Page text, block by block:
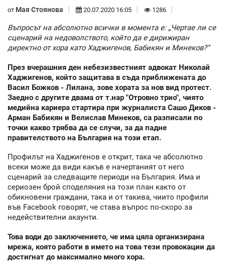
от Мая Стоянова 20.07.2020 16:05 1286
Въпросът на абсолютно всички в момента е: „Чертае ли се
сценарий на недоволството, който да е дирижиран
директно от хора като Хаджигенов, Бабикян и Минеков?“
През вчерашния ден небезизвестният адвокат Николай
Хаджигенов, който защитава в съда приближената до
Васил Божков - Лилана, зове хората за нов вид протест.
Заедно с другите двама от т.нар "Отровно трио", чиято
медийна кариера стартира при журналиста Сашо Диков -
Арман Бабикян и Велислав Минеков, са разписали по
точки какво трябва да се случи, за да падне
правителството на България на този етап.
Профилът на Хаджигенов е открит, така че абсолютно
всеки може да види какъв е начертаният от него
сценарий за следващите периоди на България. Има и
сериозен брой споделяния на този план както от
обикновени граждани, така и от такива, чиито профили
във Facebook говорят, че става въпрос по-скоро за
недействителни акаунти.
Това води до заключението, че има цяла организирана
мрежа, която работи в името на това тези провокации да
достигнат до максимално много хора.